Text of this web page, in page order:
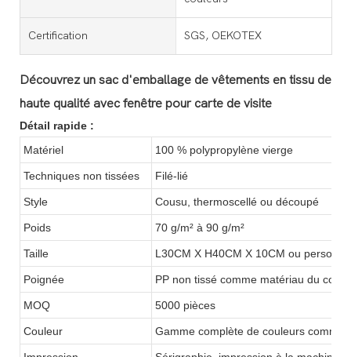
Certification SGS, OEKOTEX
Découvrez un sac d'emballage de vêtements en tissu de
haute qualité avec fenêtre pour carte de visite
Détail rapide :
Matériel
100 % polypropylène vierge
Techniques non tissées Filé-lié
Style Cousu, thermoscellé ou découpé
Poids 70 g/m² à 90 g/m²
Taille L30CM X H40CM X 10CM ou
Poignée PP non tissé comme matériau du
MOQ 5000 pièces
Couleur Gamme complète de couleurs comme